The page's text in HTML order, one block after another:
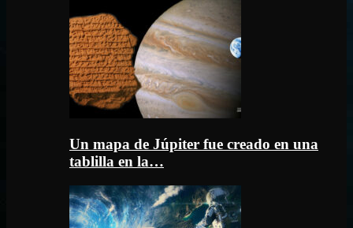
Un mapa de Júpiter fue creado en una
tablilla en la…